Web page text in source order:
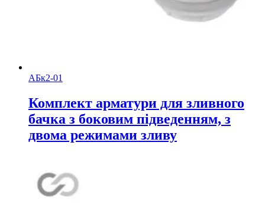
АБк2-01
Комплект арматури для зливного
бачка з боковим підведенням, з
двома режимами зливу